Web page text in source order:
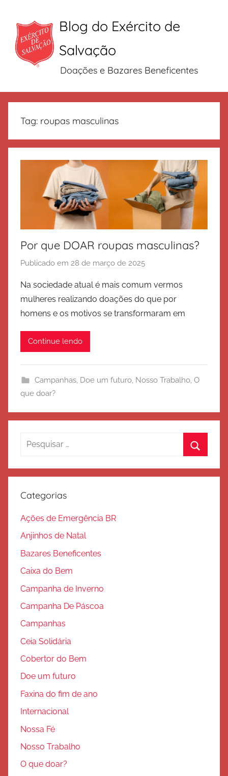
conteúdo
Blog do Exército de
Salvação
Doações e Bazares Beneficentes
Tag: roupas masculinas
Por que DOAR roupas masculinas?
Publicado em 28 de março de 2025
r
E
x
t
e
v
Na sociedade atual é mais comum vermos
mulheres realizando doações do que por
homens e os motivos se transformaram em
Continue lendo
Campanhas, Doe um futuro, Nosso Trabalho, O
que doar?
Pesquisar
Categorias
Ações de Emergência BR
Anjinhos de Natal
Bazares Beneficentes
Caixa do Bem
Campanha de Inverno
Campanha De Páscoa
Campanhas
Ceia Solidária
Cobertor do Bem
Doe um futuro
Faxina do fim de ano
Internacional
Nossa Fé
Nosso Trabalho
O que doar?